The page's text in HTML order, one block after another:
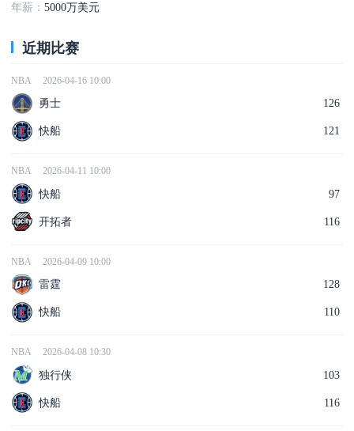
年薪：5000万美元
近期比赛
NBA 2026-04-16 10:00
勇士 126
快船 121
NBA 2026-04-11 10:00
快船 97
开拓者 116
NBA 2026-04-09 10:00
雷霆 128
快船 110
NBA 2026-04-08 10:30
独行侠 103
快船 116